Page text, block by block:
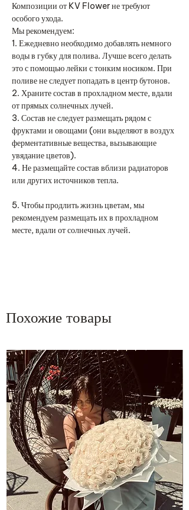
Композиции от KV Flower не требуют
особого ухода.
Мы рекомендуем:
1. Ежедневно необходимо добавлять немного
воды в губку для полива. Лучше всего делать
это с помощью лейки с тонким носиком. При
поливе не следует попадать в центр бутонов.
2. Храните состав в прохладном месте, вдали
от прямых солнечных лучей.
3. Состав не следует размещать рядом с
фруктами и овощами (они выделяют в воздух
ферментативные вещества, вызывающие
увядание цветов).
4. Не размещайте состав вблизи радиаторов
или других источников тепла.
5. Чтобы продлить жизнь цветам, мы
рекомендуем размещать их в прохладном
месте, вдали от солнечных лучей.
Похожие товары